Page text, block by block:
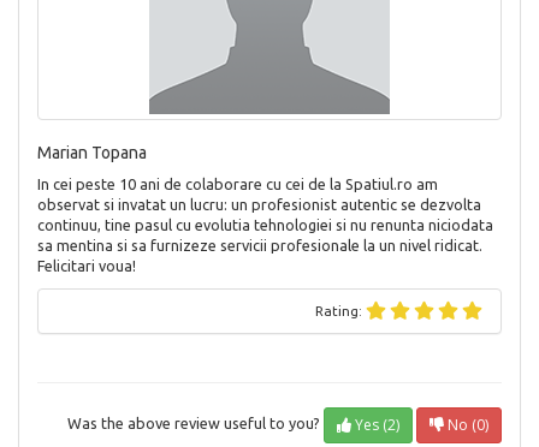
Marian Topana
In cei peste 10 ani de colaborare cu cei de la Spatiul.ro am
observat si invatat un lucru: un profesionist autentic se dezvolta
continuu, tine pasul cu evolutia tehnologiei si nu renunta niciodata
sa mentina si sa furnizeze servicii profesionale la un nivel ridicat.
Felicitari voua!
Rating:
Was the above review useful to you? Yes (2) No (0)